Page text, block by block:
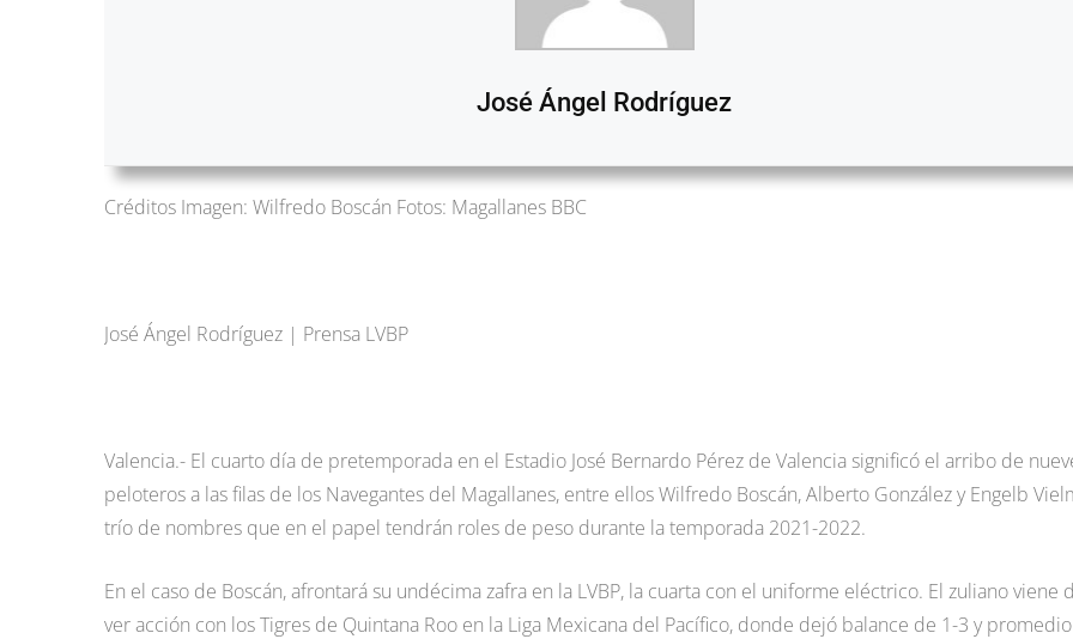
José Ángel Rodríguez
Créditos Imagen: Wilfredo Boscán Fotos: Magallanes BBC
José Ángel Rodríguez | Prensa LVBP
Valencia.- El cuarto día de pretemporada en el Estadio José Bernardo Pérez de Valencia significó el arribo de
peloteros a las filas de los Navegantes del Magallanes, entre ellos Wilfredo Boscán, Alberto González y Engelb
trío de nombres que en el papel tendrán roles de peso durante la temporada 2021-2022.
En el caso de Boscán, afrontará su undécima zafra en la LVBP, la cuarta con el uniforme eléctrico. El zuliano viene
ver acción con los Tigres de Quintana Roo en la Liga Mexicana del Pacífico, donde dejó balance de 1-3 y